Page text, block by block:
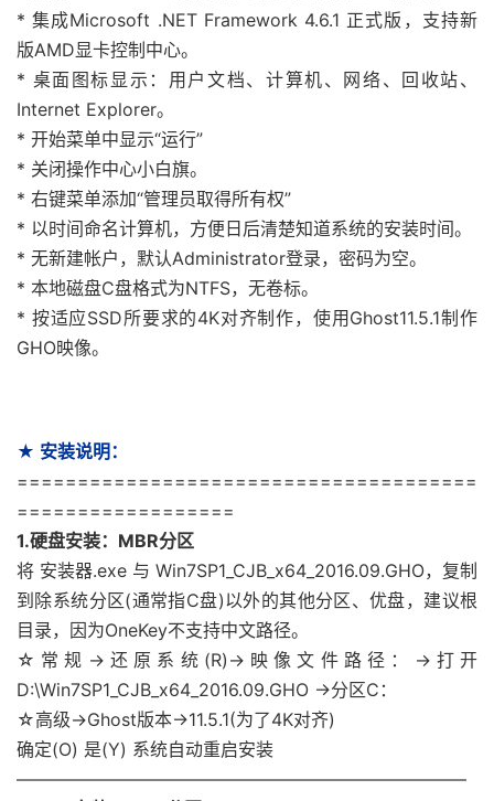
* 集成Microsoft .NET Framework 4.6.1 正式版，支持新
版AMD显卡控制中心。
* 桌面图标显示：用户文档、计算机、网络、回收站、
Internet Explorer。
* 开始菜单中显示“运行”
* 关闭操作中心小白旗。
* 右键菜单添加“管理员取得所有权”
* 以时间命名计算机，方便日后清楚知道系统的安装时间。
* 无新建帐户，默认Administrator登录，密码为空。
* 本地磁盘C盘格式为NTFS，无卷标。
* 按适应SSD所要求的4K对齐制作，使用Ghost11.5.1制作
GHO映像。
★ 安装说明：
======================================
==================
1.硬盘安装：MBR分区
将 安装器.exe 与 Win7SP1_CJB_x64_2016.09.GHO，复制
到除系统分区(通常指C盘)以外的其他分区、优盘，建议根
目录，因为OneKey不支持中文路径。
☆常规→还原系统(R)→映像文件路径：→打开
D:\Win7SP1_CJB_x64_2016.09.GHO →分区C：
☆高级→Ghost版本→11.5.1(为了4K对齐)
确定(O) 是(Y) 系统自动重启安装
—————————————————————————–